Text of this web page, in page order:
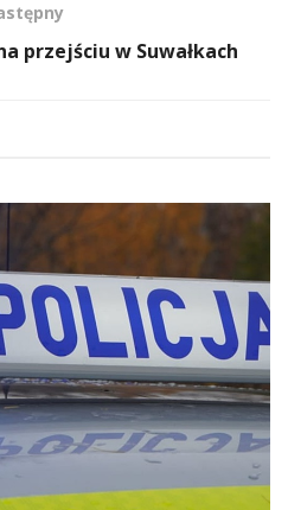
przejściu w Suwałkach